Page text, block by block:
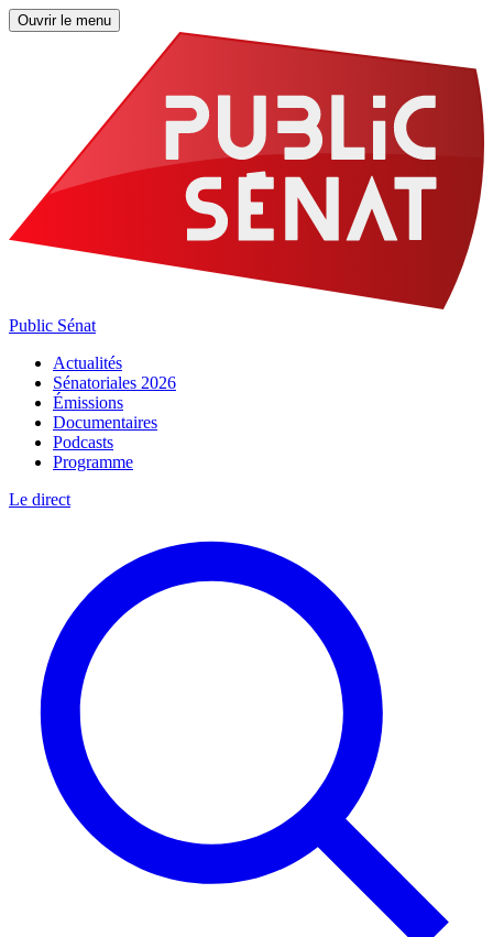
Ouvrir le menu
Public Sénat
Actualités
Sénatoriales 2026
Émissions
Documentaires
Podcasts
Programme
Le direct